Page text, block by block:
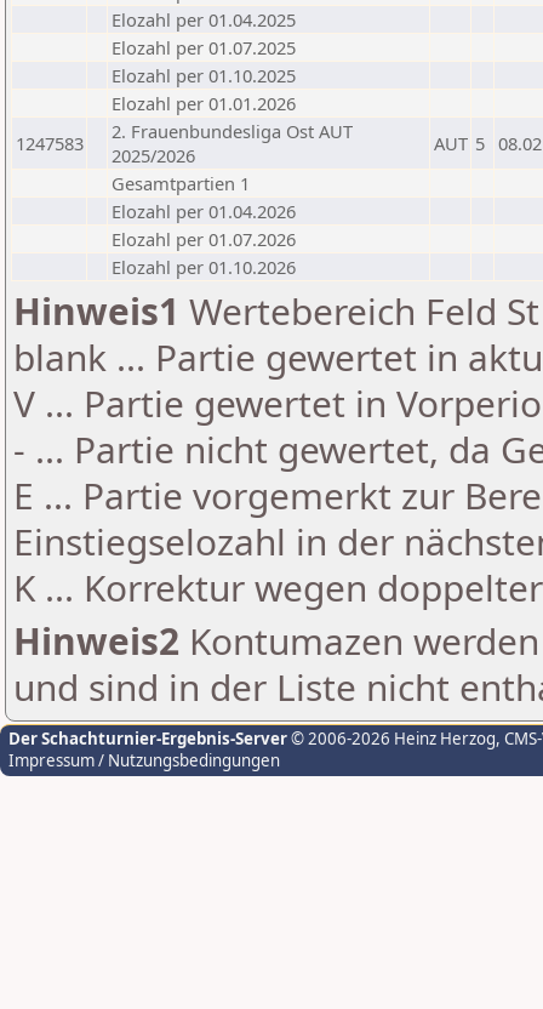
Elozahl per 01.04.2025
Elozahl per 01.07.2025
Elozahl per 01.10.2025
Elozahl per 01.01.2026
1247583
2. Frauenbundesliga Ost AUT
2025/2026
AUT 5
Gesamtpartien 1
Elozahl per 01.04.2026
Elozahl per 01.07.2026
Elozahl per 01.10.2026
Hinweis1 Wertebereich Feld
blank ... Partie gewertet in
V ... Partie gewertet in
- ... Partie nicht gewertet, da
E ... Partie vorgemerkt zur
Einstiegselozahl in der
K ... Korrektur wegen
Hinweis2 Kontumazen
und sind in der Liste nicht
Der Schachturnier-Ergebnis-Server© 2006-2026 Heinz Herzog,
Impressum / Nutzungsbedingungen